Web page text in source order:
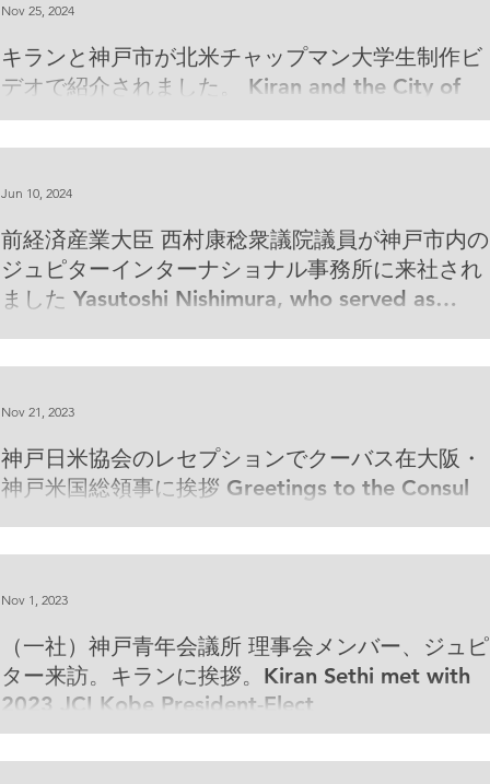
キランと神戸市が北米チャップマン大学生制作ビ
デオで紹介されました。 Kiran and the City of
Kobe featured on video created by Chapman
University students.
Nov 25, 2024
前経済産業大臣 西村康稔衆議院議員が神戸市内の
ジュピターインターナショナル事務所に来社され
ました Yasutoshi Nishimura, who served as
Jun 10, 2024
神戸日米協会のレセプションでクーバス在大阪・
神戸米国総領事に挨拶 Greetings to the Consul
Nov 21, 2023
（一社）神戸青年会議所 理事会メンバー、ジュピ
ター来訪。キランに挨拶。Kiran Sethi met with
2023 JCI Kobe President-Elect
Nov 1, 2023